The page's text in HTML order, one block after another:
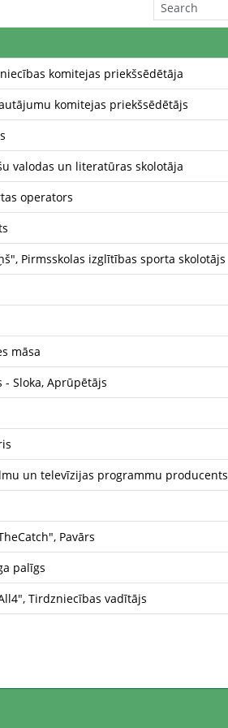
komitejas priekšsēdētāja
komitejas priekšsēdētājs
valodas un literatūras skolotāja
operators
Pirmsskolas izglītības sporta skolotājs
māsa
Sloka, Aprūpētājs
un televīzijas programmu producents
Pavārs
palīgs
Tirdzniecības vadītājs